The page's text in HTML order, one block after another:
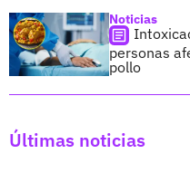
Noticias
personas
pollo
Últimas noticias